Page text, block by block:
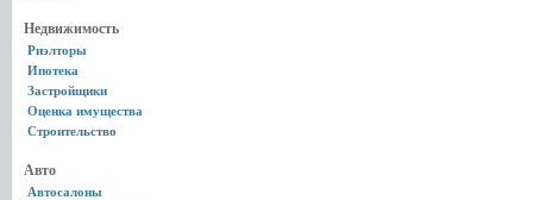
Недвижимость
Риэлторы
Ипотека
Застройщики
Оценка имущества
Строительство
Авто
Автосалоны